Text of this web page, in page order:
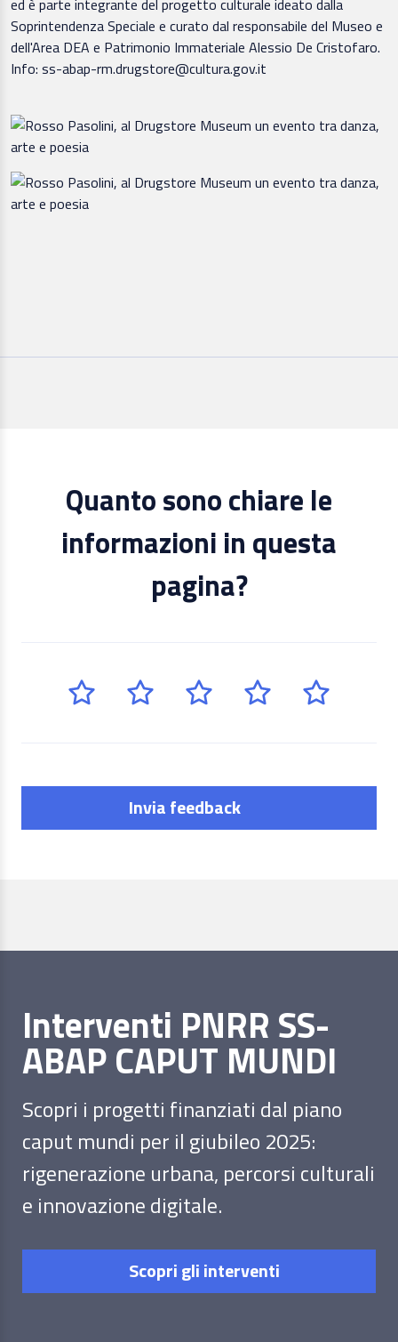
Soprintendenza Speciale e curato dal responsabile del Museo e
dell'Area DEA e Patrimonio Immateriale Alessio De Cristofaro.
Info: ss-abap-rm.drugstore@cultura.gov.it
Quanto sono chiare le
informazioni in questa
pagina?
Invia feedback
Interventi PNRR SS-
ABAP CAPUT MUNDI
Scopri i progetti finanziati dal piano
caput mundi per il giubileo 2025:
rigenerazione urbana, percorsi culturali
e innovazione digitale.
Scopri gli interventi